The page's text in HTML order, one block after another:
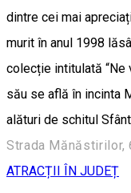
dintre cei mai
murit în anul 1998
colecție intitulată “Ne
său se află în incinta
alături de schitul
Strada Mănăstirilor,
ATRACȚII ÎN JUDEȚ